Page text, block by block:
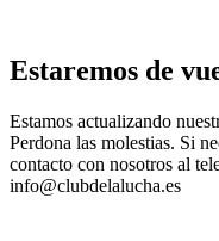
Estaremos de
Estamos actualizando
Perdona las molestias. Si
contacto con nosotros al
info@clubdelalucha.es